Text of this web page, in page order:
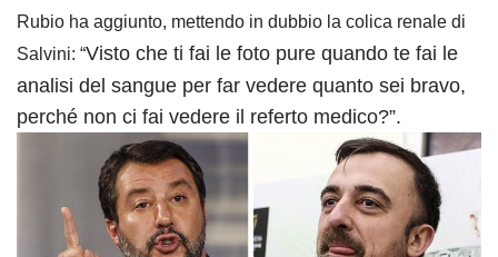
Rubio ha aggiunto, mettendo in dubbio la colica renale di
Salvini: “Visto che ti fai le foto pure quando te fai le
analisi del sangue per far vedere quanto sei bravo,
perché non ci fai vedere il referto medico?”.